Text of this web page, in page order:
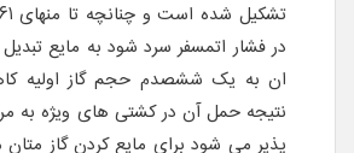
در فشار اتمسفر سرد شود به مایع
ان به یک ششصدم حجم گاز اولیه
نتیجه حمل آن در کشتی های ویژه به
پذیر می شود برای مایع کردن گاز متان